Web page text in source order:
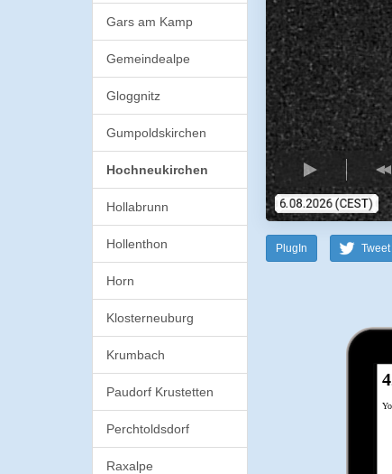
Gars am Kamp
Gemeindealpe
Gloggnitz
Gumpoldskirchen
Hochneukirchen
Hollabrunn
Hollenthon
Horn
Klosterneuburg
Krumbach
Paudorf Krustetten
Perchtoldsdorf
Raxalpe
PlugIn Tweet